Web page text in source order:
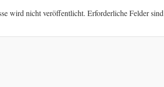
wird nicht veröffentlicht. Erforderliche Felder